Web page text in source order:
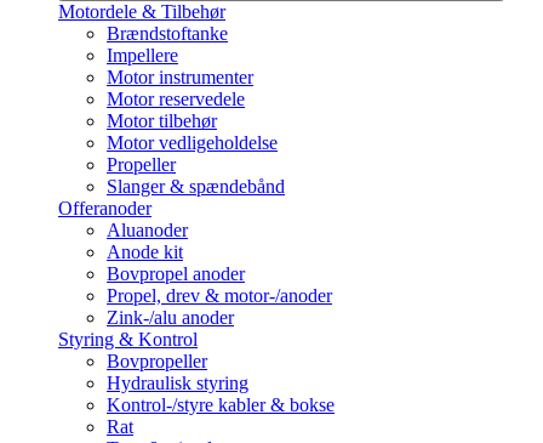
Motordele & Tilbehør
Brændstoftanke
Impellere
Motor instrumenter
Motor reservedele
Motor tilbehør
Motor vedligeholdelse
Propeller
Slanger & spændebånd
Offeranoder
Aluanoder
Anode kit
Bovpropel anoder
Propel, drev & motor-/anoder
Zink-/alu anoder
Styring & Kontrol
Bovpropeller
Hydraulisk styring
Kontrol-/styre kabler & bokse
Rat